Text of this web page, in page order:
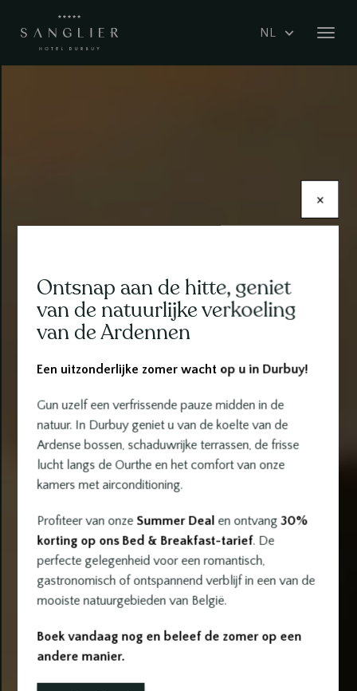
de
language
×
Contenu
Ontsnap aan de hitte, geniet
van de natuurlijke verkoeling
van de Ardennen
Een uitzonderlijke zomer wacht op u in Durbuy!
Gun uzelf een verfrissende pauze midden in de
natuur. In Durbuy geniet u van de koelte van de
Ardense bossen, schaduwrijke terrassen, de frisse
lucht langs de Ourthe en het comfort van onze
kamers met airconditioning.
Profiteer van onze Summer Deal en ontvang30%
korting op ons Bed & Breakfast-tarief. De
perfecte gelegenheid voor een romantisch,
gastronomisch of ontspannend verblijf in een van de
mooiste natuurgebieden van België.
Boek vandaag nog en beleef de zomer op een
andere manier.